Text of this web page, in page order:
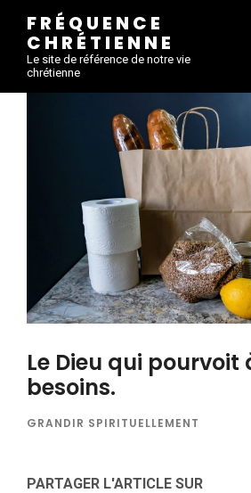
FRÉQUENCE
CHRÉTIENNE
Le site de référence de notre vie
chrétienne
Le Dieu qui pourvoit
besoins.
GRANDIR SPIRITUELLEMENT
PARTAGER L'ARTICLE SUR